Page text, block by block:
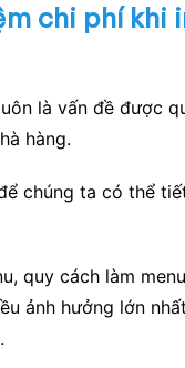
chi phí khi
là vấn đề được
hàng.
chúng ta có thể
quy cách làm
ảnh hưởng lớn